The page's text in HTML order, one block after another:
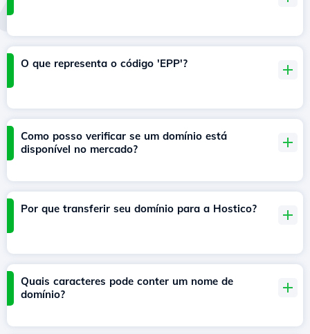
O que representa o código 'EPP'?
Como posso verificar se um domínio está
disponível no mercado?
Por que transferir seu domínio para a Hostico?
Quais caracteres pode conter um nome de
domínio?